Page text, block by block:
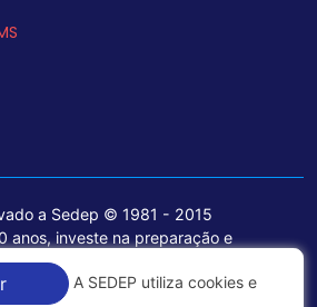
a Sedep © 1981 - 2015
anos, investe na preparação e
e na aquisição de tecnologia de
de seu portfólio de serviços voltados
A SEDEP utiliza cookies e